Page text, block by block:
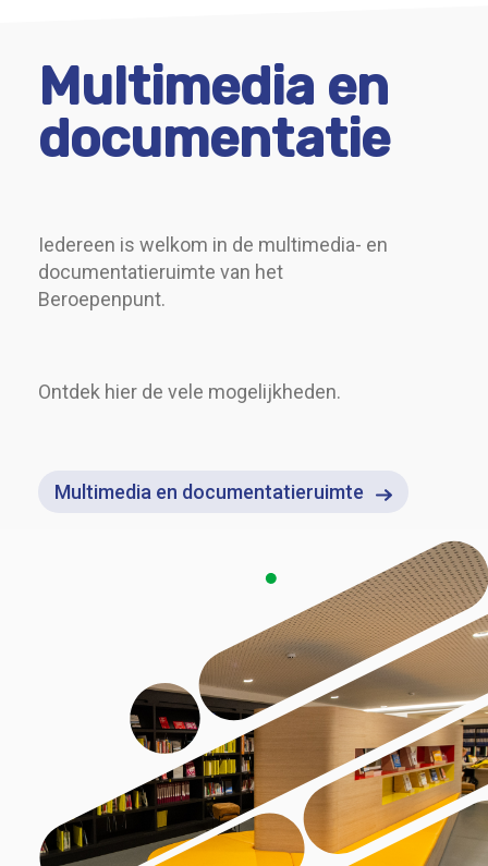
Multimedia en
documentatie
Iedereen is welkom in de multimedia- en
documentatieruimte van het
Beroepenpunt.
Ontdek hier de vele mogelijkheden.
Multimedia en documentatieruimte